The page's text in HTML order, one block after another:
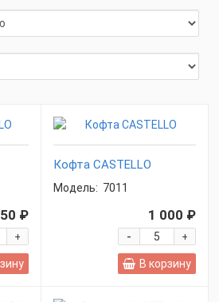
₽
+
Кофта CASTELLO
Модель: 7011
1 000 ₽
+
-
В корзину